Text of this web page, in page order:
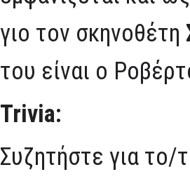
γιο τον σκηνοθέτη
του είναι ο
Trivia:
Συζητήστε για το/